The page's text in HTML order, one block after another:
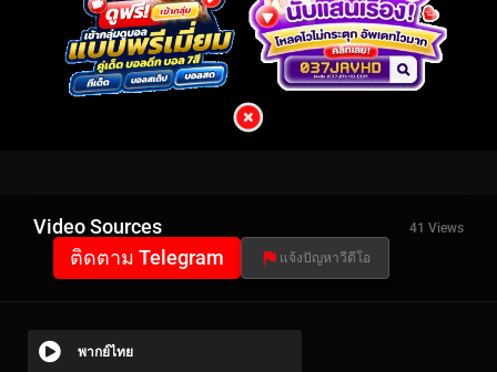
Video Sources 41 Views
ติดตาม Telegram แจ้งปัญหาวีดีโอ
พากย์ไทย